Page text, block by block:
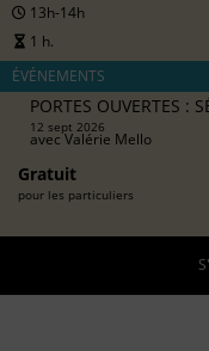
13h-14h
1 h.
ÉVÉNEMENTS
PORTES OUVERTES :
12 sept 2026
avecValérie Mello
Gratuit
pour les particuliers